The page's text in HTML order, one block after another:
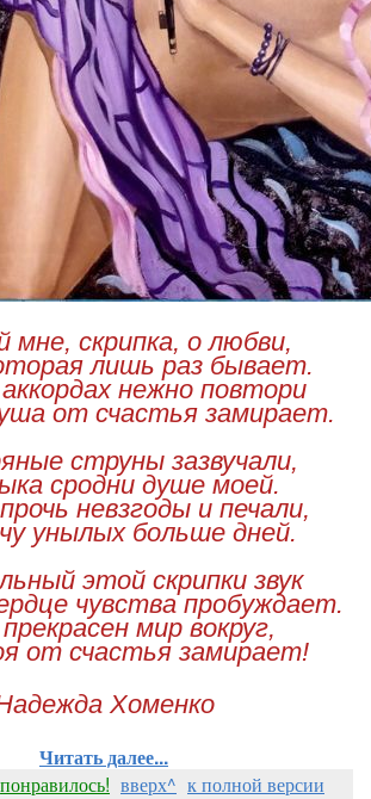
мне, скрипка, о любви,
лишь раз бывает.
нежно повтори
от счастья замирает.
струны зазвучали,
сродни душе моей.
невзгоды и печали,
унылых больше дней.
этой скрипки звук
чувства пробуждает.
мир вокруг,
от счастья замирает!
Хоменко
Читать далее...
понравилось! вверх^ к полной версии